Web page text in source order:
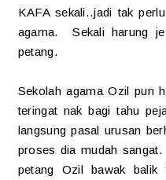
KAFA sekali..jadi tak
agama. Sekali harung
petang.
Sekolah agama Ozil pun
teringat nak bagi tahu
langsung pasal urusan
proses dia mudah
petang Ozil bawak balik